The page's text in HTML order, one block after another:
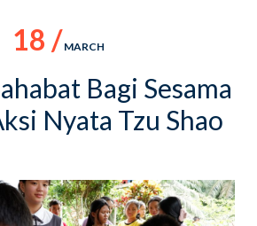
18 / MARCH
Bagi Sesama
Nyata Tzu Shao